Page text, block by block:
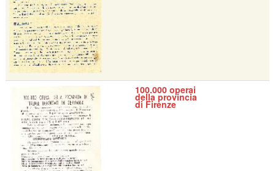
100.000 operai
della provincia
di Firenze